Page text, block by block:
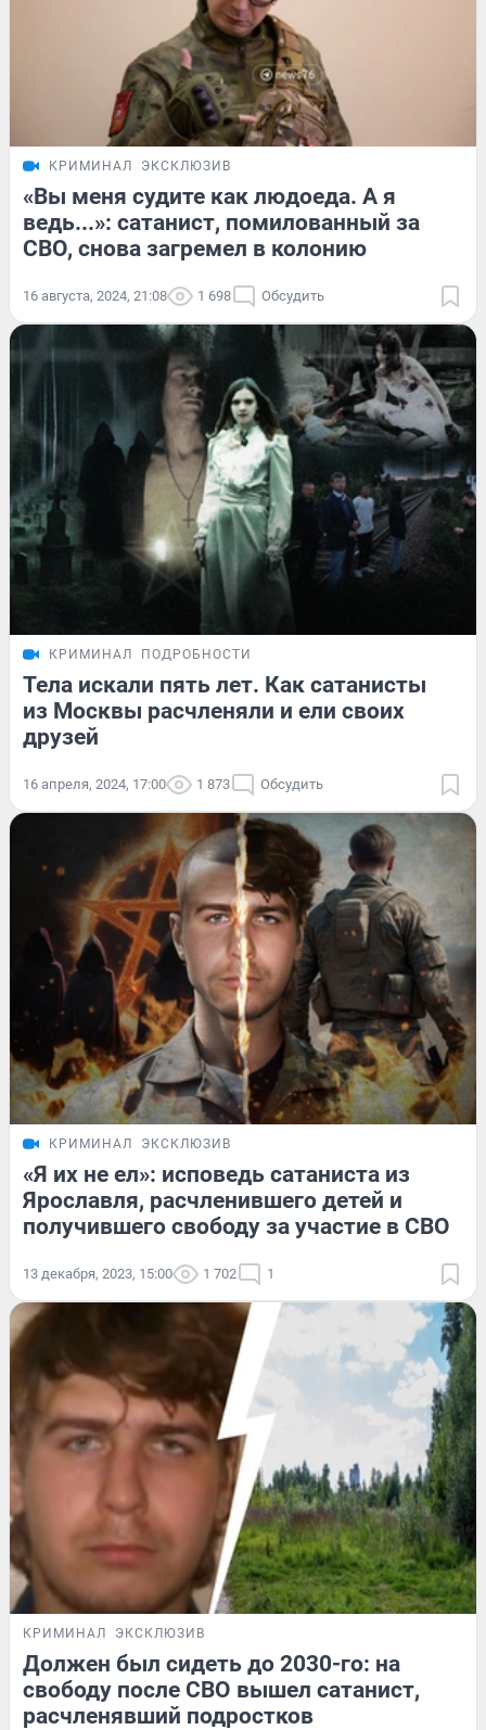
КРИМИНАЛ ЭКСКЛЮЗИВ
«Вы меня судите как людоеда. А я
ведь...»: сатанист, помилованный за
СВО, снова загремел в колонию
16 августа, 2024, 21:08 1 698 Обсудить
КРИМИНАЛ ПОДРОБНОСТИ
Тела искали пять лет. Как сатанисты
из Москвы расчленяли и ели своих
друзей
16 апреля, 2024, 17:00 1 873 Обсудить
КРИМИНАЛ ЭКСКЛЮЗИВ
«Я их не ел»: исповедь сатаниста из
Ярославля, расчленившего детей и
получившего свободу за участие в СВО
13 декабря, 2023, 15:00 1 702 1
КРИМИНАЛ ЭКСКЛЮЗИВ
Должен был сидеть до 2030-го: на
свободу после СВО вышел сатанист,
расчленявший подростков